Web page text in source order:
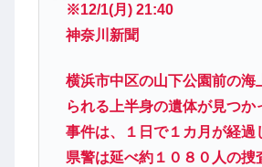
※12/1(月) 21:40
神奈川新聞
横浜市中区の山下公園前の海
られる上半身の遺体が見つか
事件は、１日で１カ月が経過
県警は延べ約１０８０人の捜